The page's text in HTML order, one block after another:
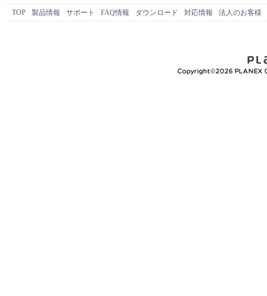
TOP 製品情報 サポート FAQ情報 ダウンロード 対応情報 法人のお客様